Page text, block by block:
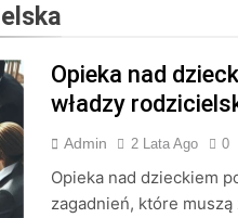
Opieka nad
władzy
Admin 2 Lata Ago 0
Opieka nad dzieckiem
zagadnień, które